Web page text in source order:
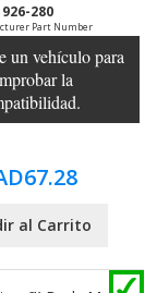
926-280
Part Number
un vehículo para
la
al Carrito